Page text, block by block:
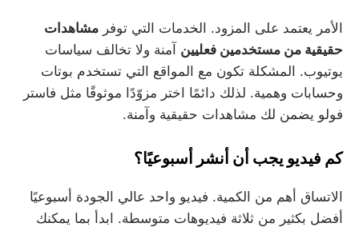
الأمر يعتمد على المزود. الخدمات التي توفر مشاهدات
حقيقية من مستخدمين فعليين آمنة ولا تخالف سياسات
يوتيوب. المشكلة تكون مع المواقع التي تستخدم بوتات
وحسابات وهمية. لذلك دائمًا اختر مزوّدًا موثوقًا مثل فاستر
فولو يضمن لك مشاهدات حقيقية وآمنة.
كم فيديو يجب أن أنشر أسبوعيًا؟
الاتساق أهم من الكمية. فيديو واحد عالي الجودة أسبوعيًا
أفضل بكثير من ثلاثة فيديوهات متوسطة. ابدأ بما يمكنك